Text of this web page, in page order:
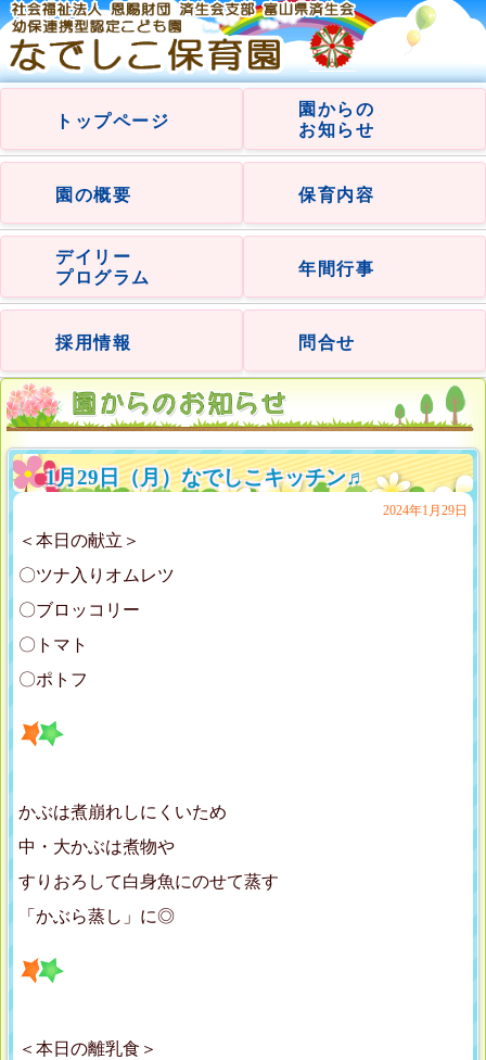
トップページ
園からの
お知らせ
園の概要 保育内容
デイリー
プログラム
年間行事
採用情報 問合せ
1月29日（月）なでしこキッチン♬
2024年1月29日
＜本日の献立＞
〇ツナ入りオムレツ
〇ブロッコリー
〇トマト
〇ポトフ
かぶは煮崩れしにくいため
中・大かぶは煮物や
すりおろして白身魚にのせて蒸す
「かぶら蒸し」に◎
＜本日の離乳食＞